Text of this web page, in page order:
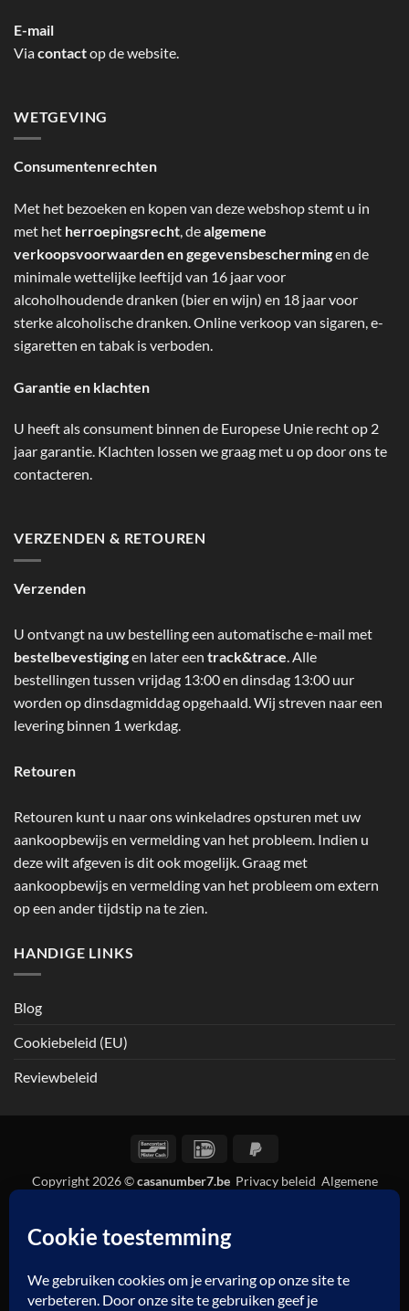
E-mail
Viacontactop de website.
WETGEVING
Consumentenrechten
Met het bezoeken en kopen van deze webshop stemt u in
met het herroepingsrecht, dealgemene
verkoopsvoorwaarden en gegevensbeschermingen de
minimale wettelijke leeftijd van 16 jaar voor
alcoholhoudende dranken (bier en wijn) en 18 jaar voor
sterke alcoholische dranken. Online verkoop van sigaren, e-
sigaretten en tabak is verboden.
Garantie en klachten
U heeft als consument binnen de Europese Unie recht op 2
jaar garantie. Klachten lossen we graag met u op door ons te
contacteren.
VERZENDEN & RETOUREN
Verzenden
U ontvangt na uw bestelling een automatische e-mail met
bestelbevestigingen later een track&trace. Alle
bestellingen tussen vrijdag 13:00 en dinsdag 13:00 uur
worden op dinsdagmiddag opgehaald. Wij streven naar een
levering binnen 1 werkdag.
Retouren
Retouren kunt u naar ons winkeladres opsturen met uw
aankoopbewijs en vermelding van het probleem. Indien u
deze wilt afgeven is dit ook mogelijk. Graag met
aankoopbewijs en vermelding van het probleem om extern
op een ander tijdstip na te zien.
HANDIGE LINKS
Blog
Cookiebeleid (EU)
Reviewbeleid
BancontactIDeal
Copyright 2026 ©casanumber7.be Privacy beleid Algemene